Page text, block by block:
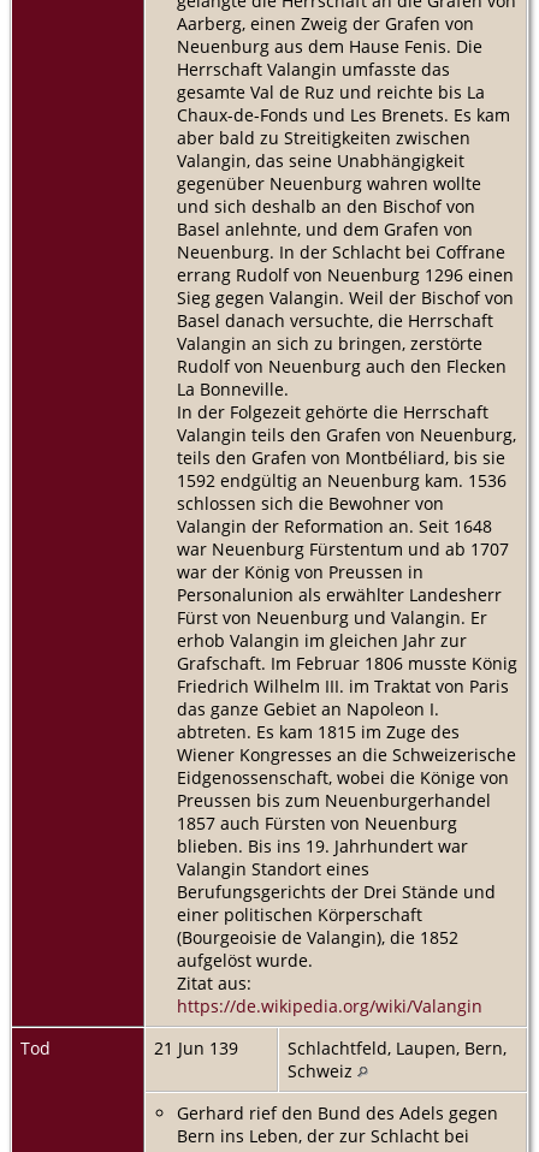
Aarberg, einen Zweig der Grafen von
Neuenburg aus dem Hause Fenis. Die
Herrschaft Valangin umfasste das
gesamte Val de Ruz und reichte bis La
Chaux-de-Fonds und Les Brenets. Es kam
aber bald zu Streitigkeiten zwischen
Valangin, das seine Unabhängigkeit
gegenüber Neuenburg wahren wollte
und sich deshalb an den Bischof von
Basel anlehnte, und dem Grafen von
Neuenburg. In der Schlacht bei Coffrane
errang Rudolf von Neuenburg 1296 einen
Sieg gegen Valangin. Weil der Bischof von
Basel danach versuchte, die Herrschaft
Valangin an sich zu bringen, zerstörte
Rudolf von Neuenburg auch den Flecken
La Bonneville.
In der Folgezeit gehörte die Herrschaft
Valangin teils den Grafen von Neuenburg,
teils den Grafen von Montbéliard, bis sie
1592 endgültig an Neuenburg kam. 1536
schlossen sich die Bewohner von
Valangin der Reformation an. Seit 1648
war Neuenburg Fürstentum und ab 1707
war der König von Preussen in
Personalunion als erwählter Landesherr
Fürst von Neuenburg und Valangin. Er
erhob Valangin im gleichen Jahr zur
Grafschaft. Im Februar 1806 musste König
Friedrich Wilhelm III. im Traktat von Paris
das ganze Gebiet an Napoleon I.
abtreten. Es kam 1815 im Zuge des
Wiener Kongresses an die Schweizerische
Eidgenossenschaft, wobei die Könige von
Preussen bis zum Neuenburgerhandel
1857 auch Fürsten von Neuenburg
blieben. Bis ins 19. Jahrhundert war
Valangin Standort eines
Berufungsgerichts der Drei Stände und
einer politischen Körperschaft
(Bourgeoisie de Valangin), die 1852
aufgelöst wurde.
Zitat aus:
https://de.wikipedia.org/wiki/Valangin
Tod
21 Jun 139
Schlachtfeld, Laupen, Bern,
Schweiz
Gerhard rief den Bund des Adels gegen
Bern ins Leben, der zur Schlacht bei